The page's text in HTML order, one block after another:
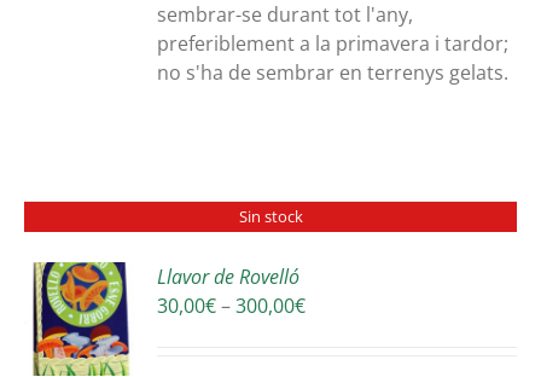
sembrar-se durant tot l'any,
preferiblement a la primavera i tardor;
no s'ha de sembrar en terrenys gelats.
Sin stock
Llavor de Rovelló
30,00€–300,00€Interval